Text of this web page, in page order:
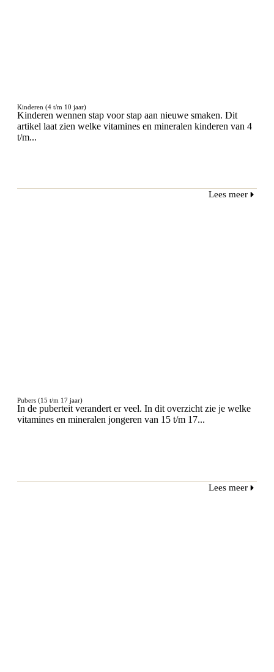
Kinderen (4 t/m 10 jaar)
Kinderen wennen stap voor stap aan nieuwe smaken. Dit
artikel laat zien welke vitamines en mineralen kinderen van 4
t/m...
Lees meer
Pubers (15 t/m 17 jaar)
In de puberteit verandert er veel. In dit overzicht zie je welke
vitamines en mineralen jongeren van 15 t/m 17...
Lees meer